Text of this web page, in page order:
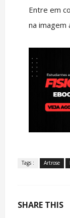
Entre em
na imagem
Tags : Artrose
SHARE THIS